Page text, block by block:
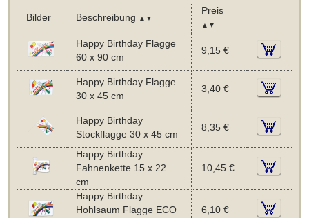
Bilder Beschreibung ▲▼
Preis
▲▼
Happy Birthday Flagge
60 x 90 cm
9,15 €
Happy Birthday Flagge
30 x 45 cm
3,40 €
Happy Birthday
Stockflagge 30 x 45 cm
8,35 €
Happy Birthday
Fahnenkette 15 x 22
cm
10,45 €
Happy Birthday
Hohlsaum Flagge ECO
6,10 €